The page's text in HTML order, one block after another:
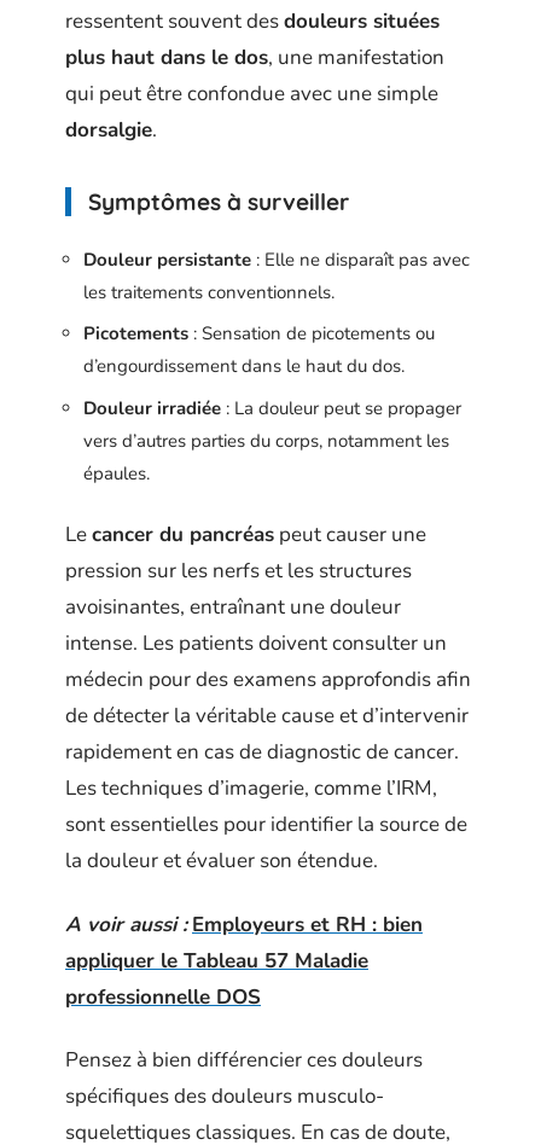
ressentent souvent desdouleurs situées
plus haut dans le dos, une manifestation
qui peut être confondue avec une simple
dorsalgie.
Symptômes à surveiller
Douleur persistante : Elle ne disparaît pas avec
les traitements conventionnels.
Picotements : Sensation de picotements ou
d’engourdissement dans le haut du dos.
Douleur irradiée : La douleur peut se propager
vers d’autres parties du corps, notamment les
épaules.
Lecancer du pancréas peut causer une
pression sur les nerfs et les structures
avoisinantes, entraînant une douleur
intense. Les patients doivent consulter un
médecin pour des examens approfondis afin
de détecter la véritable cause et d’intervenir
rapidement en cas de diagnostic de cancer.
Les techniques d’imagerie, comme l’IRM,
sont essentielles pour identifier la source de
la douleur et évaluer son étendue.
A voir aussi : Employeurs et RH : bien
appliquer le Tableau 57 Maladie
professionnelle DOS
Pensez à bien différencier ces douleurs
spécifiques des douleurs musculo-
squelettiques classiques. En cas de doute,